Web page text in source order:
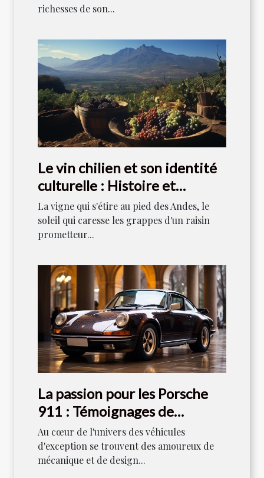
richesses de son...
Le vin chilien et son identité
culturelle : Histoire et
tradition
La vigne qui s'étire au pied des Andes, le
soleil qui caresse les grappes d'un raisin
prometteur...
La passion pour les Porsche
911 : Témoignages de
collectionneurs
Au cœur de l'univers des véhicules
d'exception se trouvent des amoureux de
mécanique et de design...